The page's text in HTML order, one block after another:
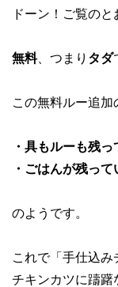
ドーン！ご覧のと
無料、つまり タダ
この無料ルー追加
・具もルーも残っ
・ごはんが残って
のようです。
これで「手仕込み
チキンカツに躊躇